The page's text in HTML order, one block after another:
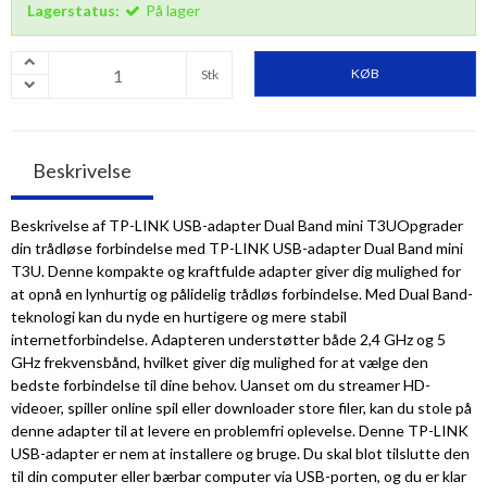
Lagerstatus: På lager
Stk KØB
Beskrivelse
Beskrivelse af TP-LINK USB-adapter Dual Band mini T3UOpgrader
din trådløse forbindelse med TP-LINK USB-adapter Dual Band mini
T3U. Denne kompakte og kraftfulde adapter giver dig mulighed for
at opnå en lynhurtig og pålidelig trådløs forbindelse. Med Dual Band-
teknologi kan du nyde en hurtigere og mere stabil
internetforbindelse. Adapteren understøtter både 2,4 GHz og 5
GHz frekvensbånd, hvilket giver dig mulighed for at vælge den
bedste forbindelse til dine behov. Uanset om du streamer HD-
videoer, spiller online spil eller downloader store filer, kan du stole på
denne adapter til at levere en problemfri oplevelse. Denne TP-LINK
USB-adapter er nem at installere og bruge. Du skal blot tilslutte den
til din computer eller bærbar computer via USB-porten, og du er klar